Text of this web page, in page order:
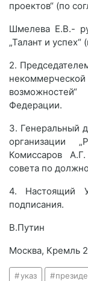
проектов“ (по
Шмелева Е.В.-
„Талант и успех“
2.
Федерации.
3. Генеральный
организации
Комиссаров
совета по
4. Настоящий
подписания.
В.Путин
Москва, Кремль
указ